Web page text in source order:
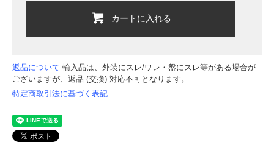
カートに入れる
返品について 輸入品は、外装にスレ/ワレ・盤にスレ等がある場合が
ございますが、返品 (交換) 対応不可となります。
特定商取引法に基づく表記